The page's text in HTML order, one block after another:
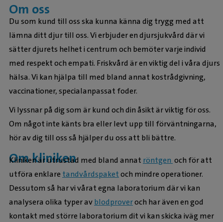
Om oss
Du som kund till oss ska kunna känna dig trygg med att
lämna ditt djur till oss. Vi erbjuder en djursjukvård där vi
sätter djurets helhet i centrum och bemöter varje individ
med respekt och empati. Friskvård är en viktig del i våra djurs
hälsa. Vi kan hjälpa till med bland annat kostrådgivning,
vaccinationer, specialanpassat foder.
Vi lyssnar på dig som är kund och din åsikt är viktig för oss.
Om något inte känts bra eller levt upp till förväntningarna,
hör av dig till oss så hjälper du oss att bli bättre.
Om kliniken
Kliniken är utrustad med bland annat röntgen och för att
utföra enklare tandvårdspaketoch mindre operationer.
Dessutom så har vi vårat egna laboratorium där vi kan
analysera olika typer avblodproveroch har även en god
kontakt med större laboratorium dit vi kan skicka iväg mer